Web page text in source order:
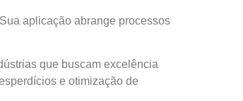
aplicação abrange processos
que buscam excelência
e otimização de